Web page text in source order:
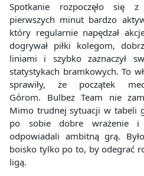
Spotkanie rozpoczęło się
pierwszych minut bardzo
który regularnie napędzał
dogrywał piłki kolegom,
liniami i szybko zaznaczył
statystykach bramkowych. To
sprawiły, że początek
Górom. Bulbez Team nie
Mimo trudnej sytuacji w tabeli
po sobie dobre wrażenie i
odpowiadali ambitną grą.
boisko tylko po to, by odegrać
ligą.